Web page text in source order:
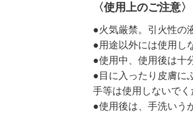
〈使用上のご注意〉
●火気厳禁。引火性の
●用途以外には使用し
●使用中、使用後は十
●目に入ったり皮膚に
手等は使用しないでく
●使用後は、手洗いう